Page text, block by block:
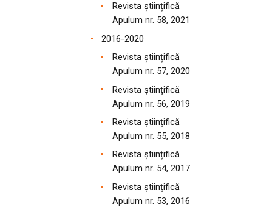
Revista științifică
Apulum nr. 58, 2021
2016-2020
Revista științifică
Apulum nr. 57, 2020
Revista științifică
Apulum nr. 56, 2019
Revista științifică
Apulum nr. 55, 2018
Revista științifică
Apulum nr. 54, 2017
Revista științifică
Apulum nr. 53, 2016